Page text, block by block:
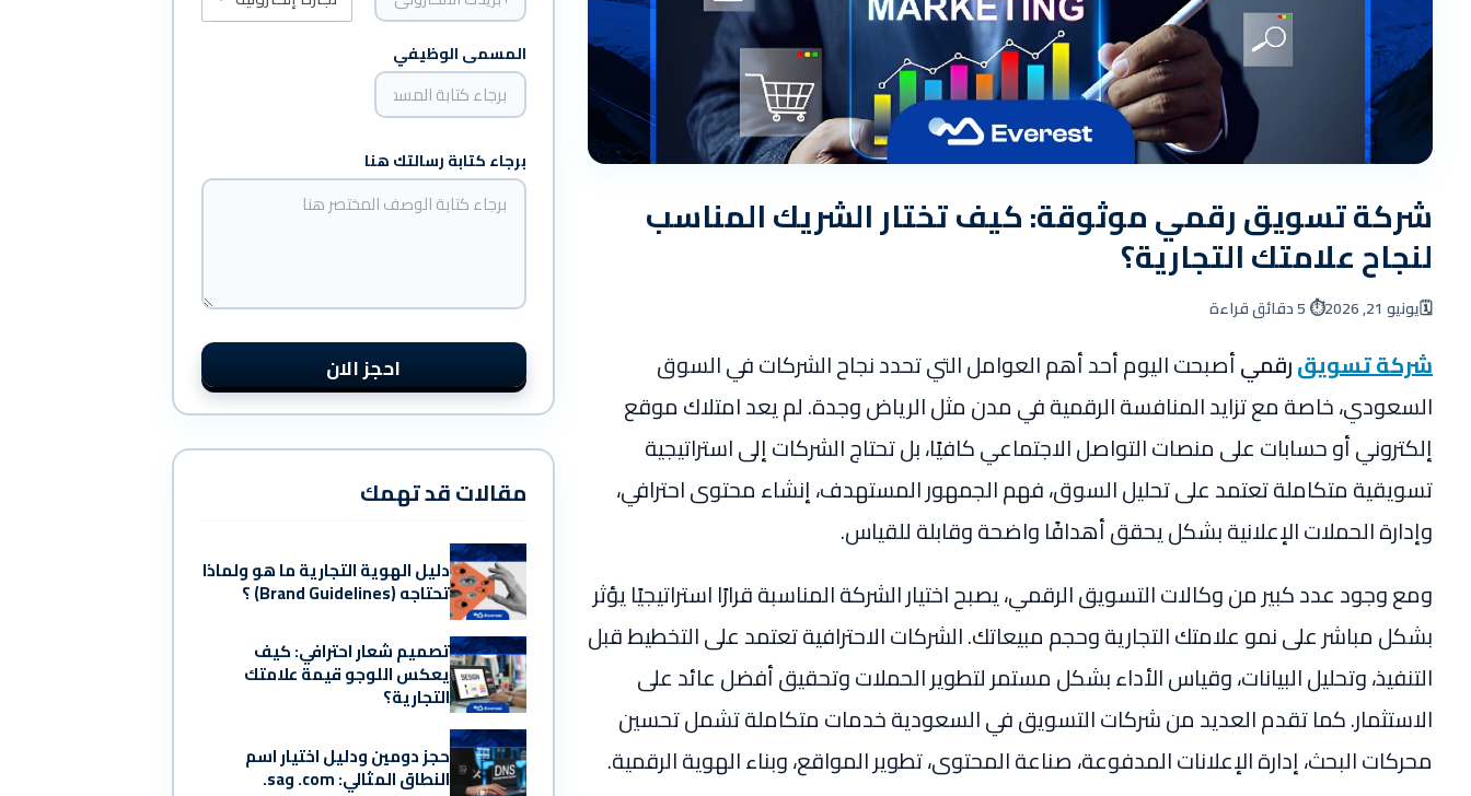
شركة تسويق رقمي موثوقة: كيف تختار الشريك المناسب
لنجاح علامتك التجارية؟
🗓️يونيو 21, 2026 ⏱️ 5 دقائق قراءة
شركة تسويقرقميأصبحت اليوم أحد أهم العوامل التي تحدد نجاح الشركات في السوق
السعودي، خاصة مع تزايد المنافسة الرقمية في مدن مثل الرياض وجدة. لم يعد امتلاك موقع
إلكتروني أو حسابات على منصات التواصل الاجتماعي كافيًا، بل تحتاج الشركات إلى استراتيجية
تسويقية متكاملة تعتمد على تحليل السوق، فهم الجمهور المستهدف، إنشاء محتوى احترافي،
وإدارة الحملات الإعلانية بشكل يحقق أهدافًا واضحة وقابلة للقياس.
ومع وجود عدد كبير من وكالات التسويق الرقمي، يصبح اختيار الشركة المناسبة قرارًا استراتيجيًا يؤثر
بشكل مباشر على نمو علامتك التجارية وحجم مبيعاتك. الشركات الاحترافية تعتمد على التخطيط قبل
التنفيذ، وتحليل البيانات، وقياس الأداء بشكل مستمر لتطوير الحملات وتحقيق أفضل عائد على
الاستثمار. كما تقدم العديد من شركات التسويق في السعودية خدمات متكاملة تشمل تحسين
محركات البحث، إدارة الإعلانات المدفوعة، صناعة المحتوى، تطوير المواقع، وبناء الهوية الرقمية.
ر
س
ا
ل
ت
المسمى الوظيفي
برجاء كتابة رسالتك هنا
احجز الان
مقالات قد تهمك
دليل الهوية التجارية ما هو ولماذا
تحتاجه (Brand Guidelines) ؟
تصميم شعار احترافي: كيف
يعكس اللوجو قيمة علامتك
التجارية؟
حجز دومين ودليل اختيار اسم
النطاق المثالي: ‎.com و‎.sa